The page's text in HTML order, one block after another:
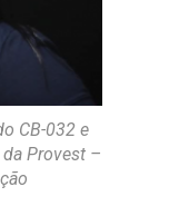
CB-032 e
Provest –